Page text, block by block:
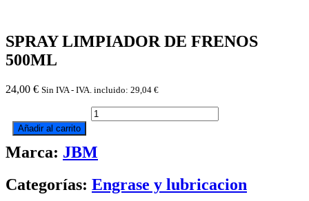
SPRAY LIMPIADOR DE FRENOS
500ML
24,00 € Sin IVA - IVA. incluido: 29,04 €
SPRAY
LIMPIADOR
FRENOS
500ML
Añadir al carrito
Marca: JBM
Categorías: Engrase y lubricacion